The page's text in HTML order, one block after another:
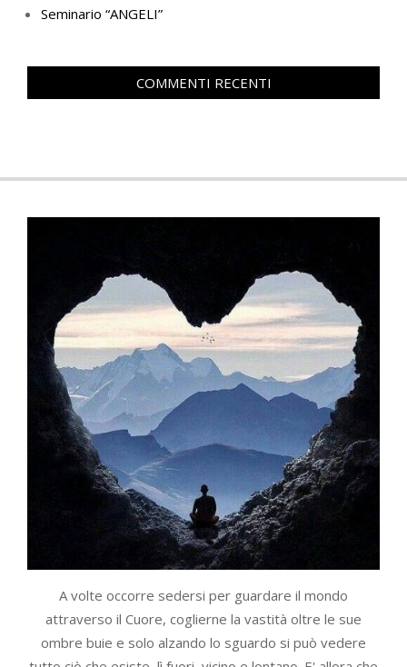
Seminario “ANGELI”
COMMENTI RECENTI
A volte occorre sedersi per guardare il mondo
attraverso il Cuore, coglierne la vastità oltre le sue
ombre buie e solo alzando lo sguardo si può vedere